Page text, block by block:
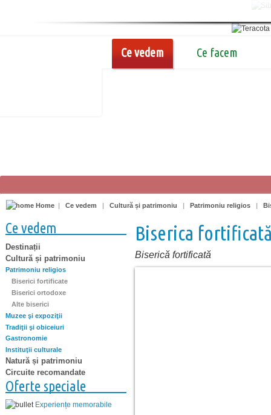
Ce vedem Ce facem
Home | Ce vedem | Cultură și patrimoniu | Patrimoniu religios |
Ce vedem
Destinații
Cultură și patrimoniu
Patrimoniu religios
Biserici fortificate
Biserici ortodoxe
Alte biserici
Muzee şi expoziţii
Tradiţii şi obiceiuri
Gastronomie
Instituţii culturale
Natură și patrimoniu
Circuite recomandate
Oferte speciale
Experiențe memorabile
Biserica
Biserică fortificată